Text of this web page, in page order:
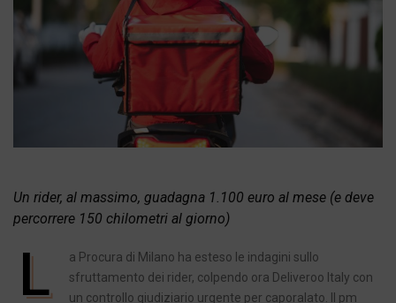
Un rider, al massimo, guadagna 1.100 euro al mese (e deve
percorrere 150 chilometri al giorno)
L
a Procura di Milano ha esteso le indagini sullo
sfruttamento dei rider, colpendo ora Deliveroo Italy con
un controllo giudiziario urgente per caporalato. Il pm